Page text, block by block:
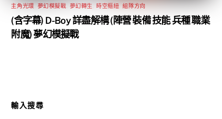
主角光環 ,夢幻模擬戰 夢幻轉生 ,時空樞紐 ,組隊方向
(含字幕) D-Boy 詳盡解構 (陣營 裝備 技能 兵種 職業
附魔) 夢幻模擬戰
輸入搜尋